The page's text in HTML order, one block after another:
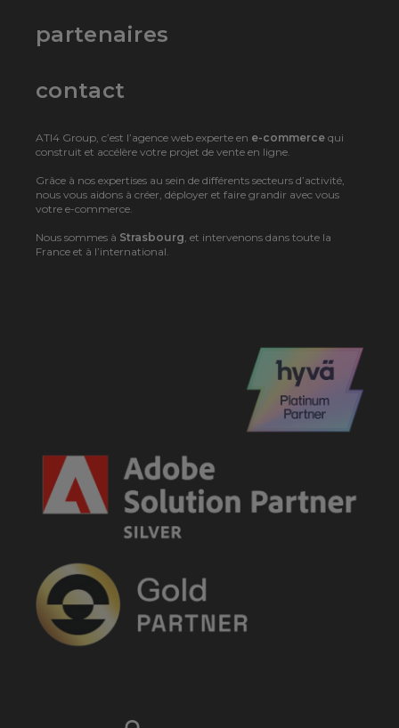
partenaires
contact
ATI4 Group, c’est l’agence web experte en e-commerce qui
construit et accélère votre projet de vente en ligne.
Grâce à nos expertises au sein de différents secteurs d’activité,
nous vous aidons à créer, déployer et faire grandir avec vous
votre e-commerce.
Nous sommes à Strasbourg, et intervenons dans toute la
France et à l’international.